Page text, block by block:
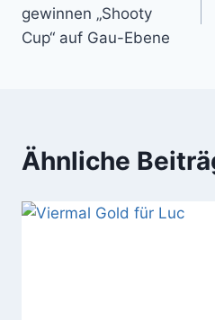
gewinnen „Shooty
Cup“ auf Gau-Ebene
Ähnliche